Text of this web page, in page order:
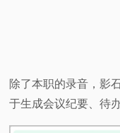
除了本职的录音，影
于生成会议纪要、待